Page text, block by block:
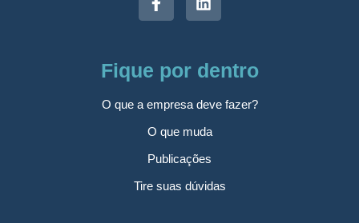
Fique por dentro
O que a empresa deve fazer?
O que muda
Publicações
Tire suas dúvidas